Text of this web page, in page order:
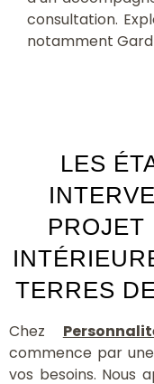
consultation.
notamment
LES
PROJET
TERRES
Chez
commence par
vos besoins. Nous